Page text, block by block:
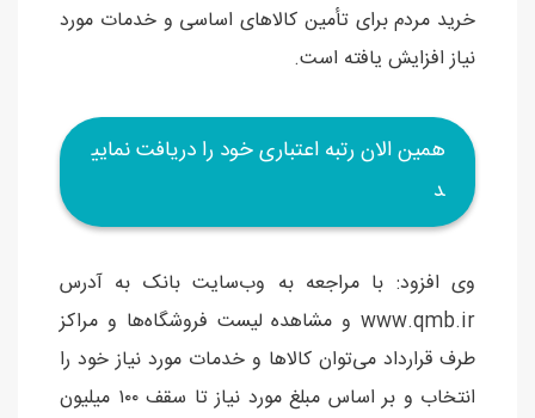
خرید مردم برای تأمین کالا‌های اساسی و خدمات مورد
نیاز افزایش یافته است.
همین الان رتبه اعتباری خود را دریافت نمایی
د
وی افزود: با مراجعه به وب‌سایت بانک به آدرس
www.qmb.ir و مشاهده لیست فروشگاه‌ها و مراکز
طرف قرارداد می‌توان کالا‌ها و خدمات مورد نیاز خود را
انتخاب و بر اساس مبلغ مورد نیاز تا سقف ۱۰۰ میلیون